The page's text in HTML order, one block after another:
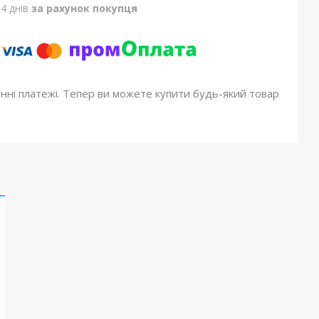
днів за рахунок покупця
платежі. Тепер ви можете купити будь-який товар